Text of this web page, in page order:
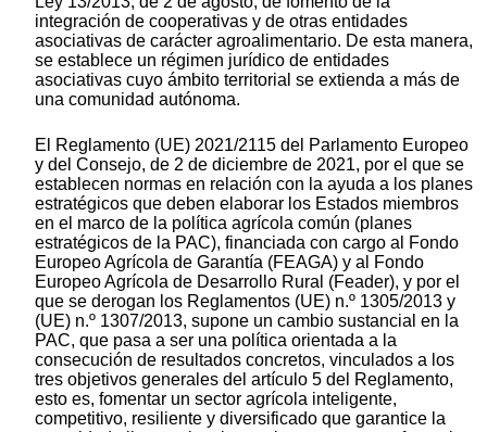
integración de cooperativas y de otras entidades
asociativas de carácter agroalimentario. De esta manera,
se establece un régimen jurídico de entidades
asociativas cuyo ámbito territorial se extienda a más de
una comunidad autónoma.
El Reglamento (UE) 2021/2115 del Parlamento Europeo
y del Consejo, de 2 de diciembre de 2021, por el que se
establecen normas en relación con la ayuda a los planes
estratégicos que deben elaborar los Estados miembros
en el marco de la política agrícola común (planes
estratégicos de la PAC), financiada con cargo al Fondo
Europeo Agrícola de Garantía (FEAGA) y al Fondo
Europeo Agrícola de Desarrollo Rural (Feader), y por el
que se derogan los Reglamentos (UE) n.º 1305/2013 y
(UE) n.º 1307/2013, supone un cambio sustancial en la
PAC, que pasa a ser una política orientada a la
consecución de resultados concretos, vinculados a los
tres objetivos generales del artículo 5 del Reglamento,
esto es, fomentar un sector agrícola inteligente,
competitivo, resiliente y diversificado que garantice la